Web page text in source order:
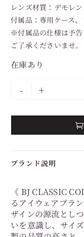
レンズ材質：デモレ
付属品：専用ケース
※付属品の仕様は予
ご了承くださいませ。
在庫あり
- +

ブランド説明
《 BJ CLASSIC
るアイウェアブラ
ザインの源流とし
いを意識し、サイ